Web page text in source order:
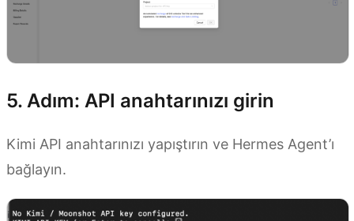
5. Adım: API anahtarınızı girin
Kimi API anahtarınızı yapıştırın ve Hermes Agent’ı
bağlayın.